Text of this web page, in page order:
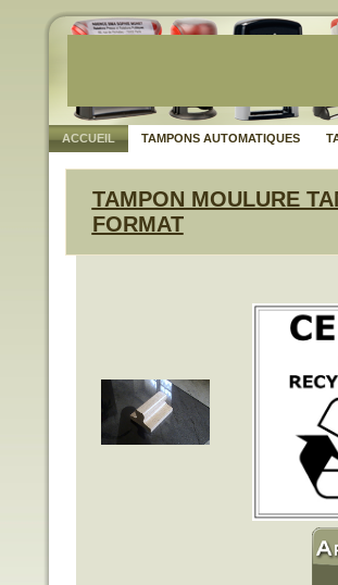
ACCUEIL TAMPONS AUTOMATIQUES
TAMPON MOULURE
FORMAT